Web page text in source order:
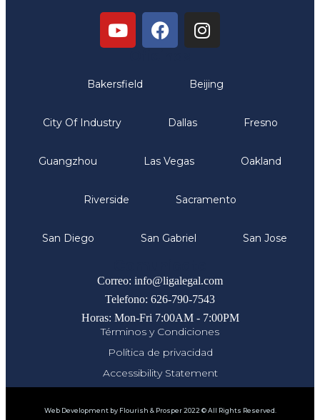
Bakersfield Beijing
City Of Industry Dallas Fresno
Guangzhou Las Vegas Oakland
Riverside Sacramento
San Diego San Gabriel San Jose
Correo: info@ligalegal.com
Telefono: 626-790-7543
Horas: Mon-Fri 7:00AM - 7:00PM
Términos y Condiciones
Política de privacidad
Accessibility Statement
Web Development by Flourish & Prosper 2022 © All Rights Reserved.